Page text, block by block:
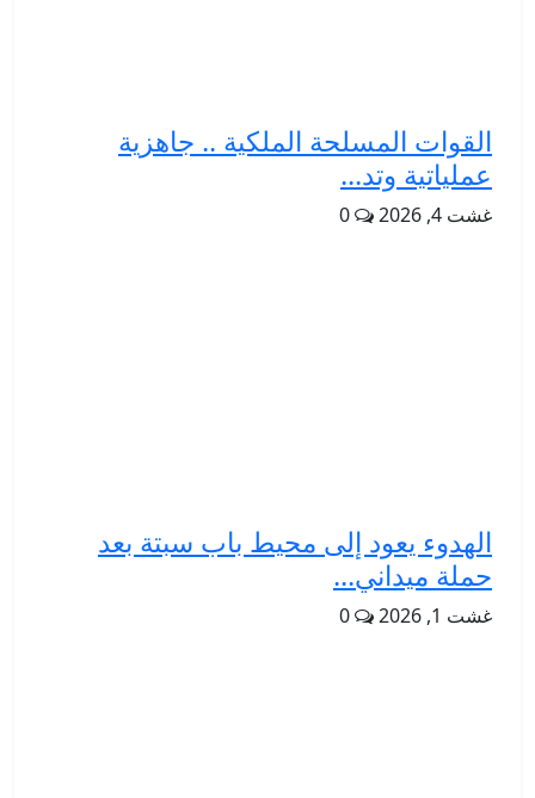
القوات المسلحة الملكية .. جاهزية
عملياتية وتد...
غشت 4, 2026 0
الهدوء يعود إلى محيط باب سبتة بعد
حملة ميداني...
غشت 1, 2026 0